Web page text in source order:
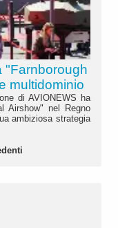
"Farnborough
multidominio
di AVIONEWS ha
Airshow" nel Regno
ambiziosa strategia